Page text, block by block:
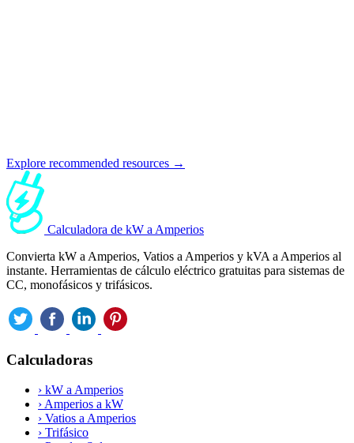
Explore recommended resources →
Calculadora de kW a Amperios
Convierta kW a Amperios, Vatios a Amperios y kVA a Amperios al
instante. Herramientas de cálculo eléctrico gratuitas para sistemas de
CC, monofásicos y trifásicos.
Calculadoras
› kW a Amperios
› Amperios a kW
› Vatios a Amperios
› Trifásico